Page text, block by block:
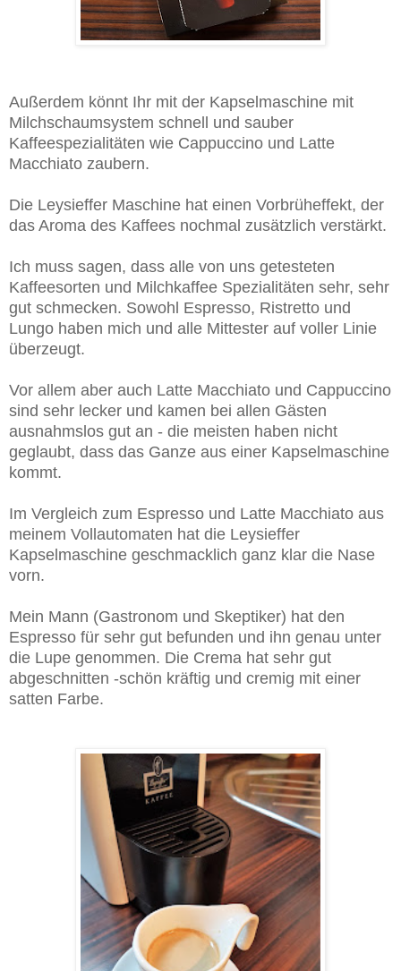
Außerdem könnt Ihr mit der Kapselmaschine mit
Milchschaumsystem schnell und sauber
Kaffeespezialitäten wie Cappuccino und Latte
Macchiato zaubern.
Die Leysieffer Maschine hat einen Vorbrüheffekt, der
das Aroma des Kaffees nochmal zusätzlich verstärkt.
Ich muss sagen, dass alle von uns getesteten
Kaffeesorten und Milchkaffee Spezialitäten sehr, sehr
gut schmecken. Sowohl Espresso, Ristretto und
Lungo haben mich und alle Mittester auf voller Linie
überzeugt.
Vor allem aber auch Latte Macchiato und Cappuccino
sind sehr lecker und kamen bei allen Gästen
ausnahmslos gut an - die meisten haben nicht
geglaubt, dass das Ganze aus einer Kapselmaschine
kommt.
Im Vergleich zum Espresso und Latte Macchiato aus
meinem Vollautomaten hat die Leysieffer
Kapselmaschine geschmacklich ganz klar die Nase
vorn.
Mein Mann (Gastronom und Skeptiker) hat den
Espresso für sehr gut befunden und ihn genau unter
die Lupe genommen. Die Crema hat sehr gut
abgeschnitten -schön kräftig und cremig mit einer
satten Farbe.